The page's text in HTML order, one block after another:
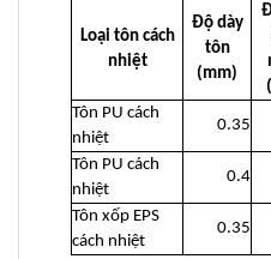
Loại tôn cách
nhiệt
Độ dày
tôn
(mm)
Tôn PU cách
nhiệt
0.35
Tôn PU cách
nhiệt
0.4
Tôn xốp EPS
cách nhiệt
0.35